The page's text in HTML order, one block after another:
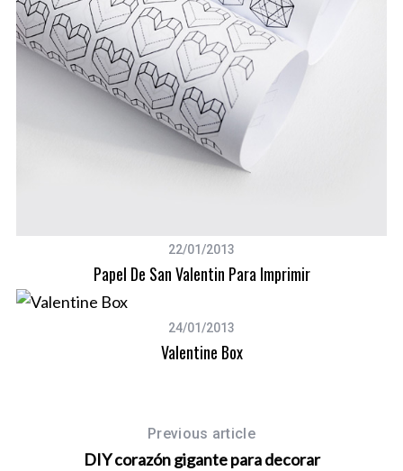
22/01/2013
Papel De San Valentin Para Imprimir
24/01/2013
Valentine Box
Previous article
DIY corazón gigante para decorar